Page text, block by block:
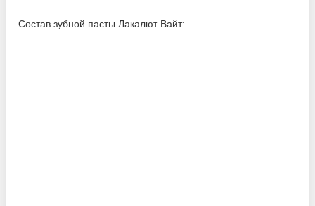
Состав зубной пасты Лакалют Вайт: